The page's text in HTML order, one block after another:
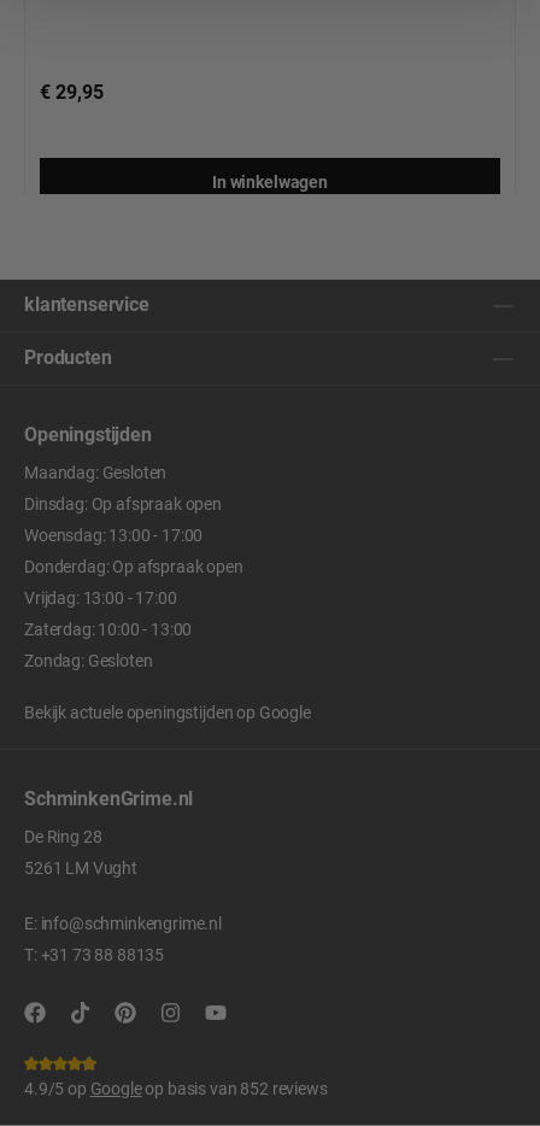
€ 29,95
In winkelwagen
klantenservice
Producten
Openingstijden
Maandag: Gesloten
Dinsdag: Op afspraak open
Woensdag: 13:00 - 17:00
Donderdag: Op afspraak open
Vrijdag: 13:00 - 17:00
Zaterdag: 10:00 - 13:00
Zondag: Gesloten
Bekijk actuele openingstijden op Google
SchminkenGrime.nl
De Ring 28
5261 LM Vught
E: info@schminkengrime.nl
T:+31 73 88 88135
4.9/5 op Googleop basis van 852 reviews